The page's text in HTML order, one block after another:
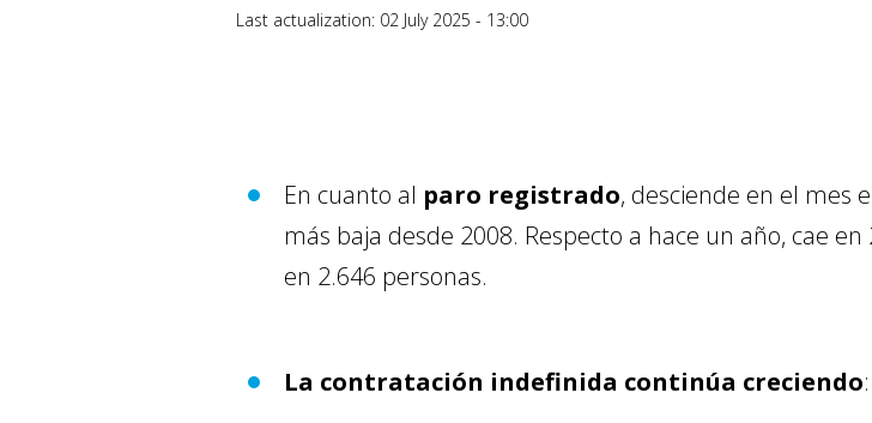
Last actualization: 02 July 2025 - 13:00
En cuanto al paro registrado, desciende en el mes
más baja desde 2008. Respecto a hace un año, cae
en 2.646 personas.
La contratación indefinida continúa creciendo: